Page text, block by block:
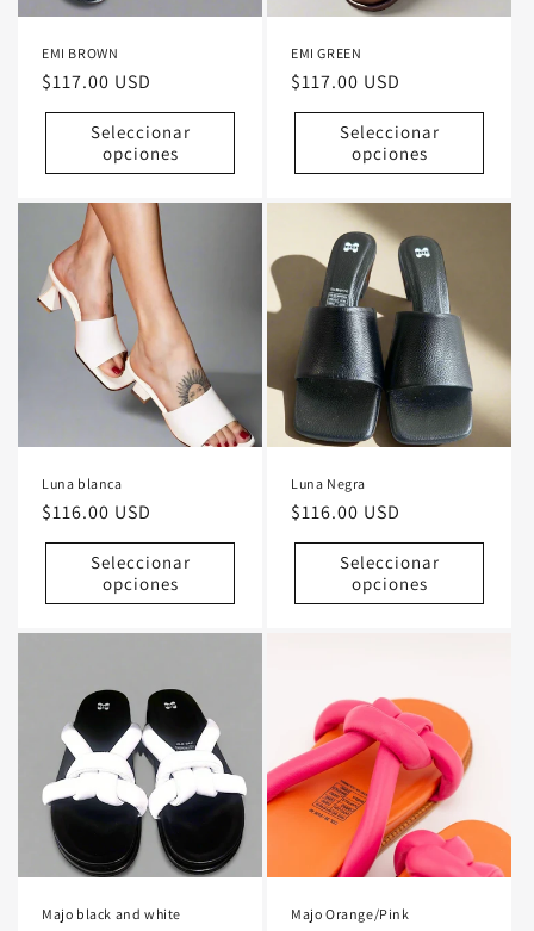
EMI BROWN
Precio
habitual
$117.00 USD
Seleccionar
opciones
EMI GREEN
Precio
habitual
$117.00 USD
Seleccionar
opciones
Luna blanca
Precio
habitual
$116.00 USD
Seleccionar
opciones
Luna Negra
Precio
habitual
$116.00 USD
Seleccionar
opciones
Majo black and white Majo Orange/Pink